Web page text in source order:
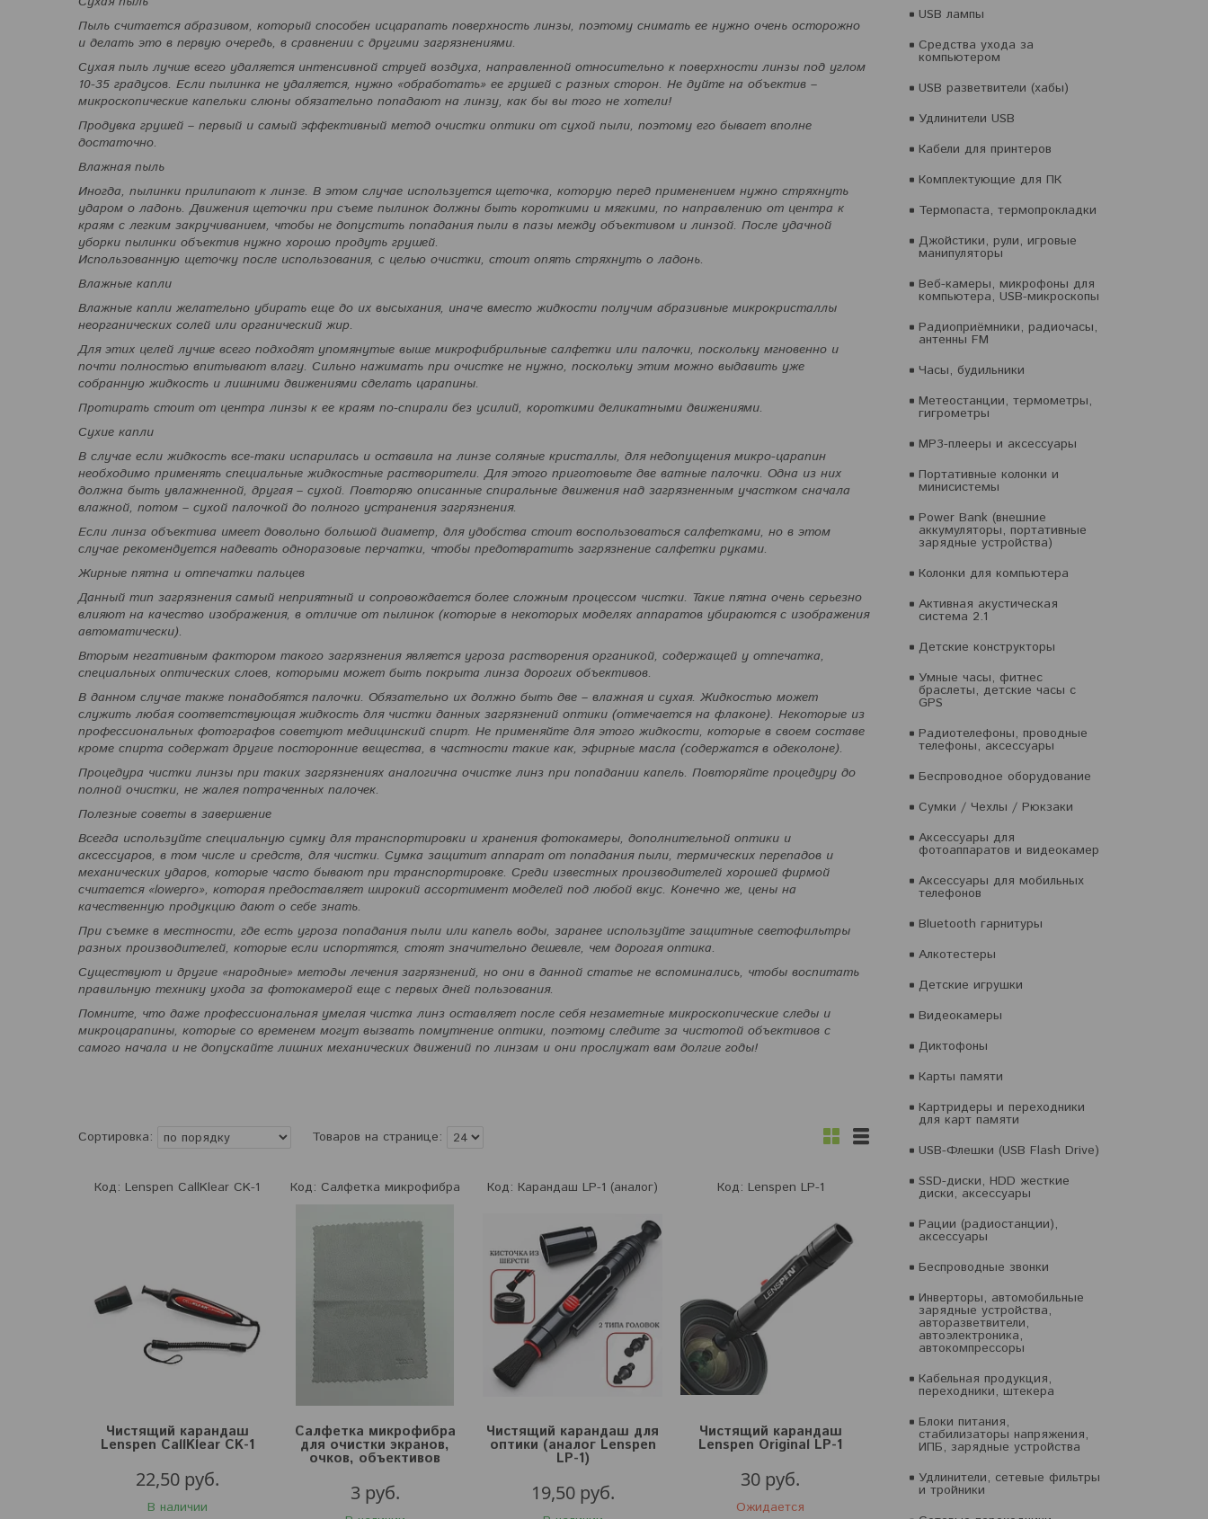
USB лампы
Средства ухода за
компьютером
USB разветвители (хабы)
Удлинители USB
Кабели для принтеров
Комплектующие для ПК
Термопаста, термопрокладки
Джойстики, рули, игровые
манипуляторы
Веб-камеры, микрофоны для
компьютера, USB-микроскопы
Радиоприёмники, радиочасы,
антенны FM
Часы, будильники
Метеостанции, термометры,
гигрометры
MP3-плееры и аксессуары
Портативные колонки и
минисистемы
Power Bank (внешние
аккумуляторы, портативные
зарядные устройства)
Колонки для компьютера
Активная акустическая
система 2.1
Детские конструкторы
Умные часы, фитнес
браслеты, детские часы с
GPS
Радиотелефоны, проводные
телефоны, аксессуары
Беспроводное оборудование
Сумки / Чехлы / Рюкзаки
Аксессуары для
фотоаппаратов и видеокамер
Аксессуары для мобильных
телефонов
Bluetooth гарнитуры
Алкотестеры
Детские игрушки
Видеокамеры
Диктофоны
Карты памяти
Картридеры и переходники
для карт памяти
USB-Флешки (USB Flash Drive)
SSD-диски, HDD жесткие
диски, аксессуары
Рации (радиостанции),
аксессуары
Беспроводные звонки
Инверторы, автомобильные
зарядные устройства,
авторазветвители,
автоэлектроника,
автокомпрессоры
Кабельная продукция,
переходники, штекера
Блоки питания,
стабилизаторы напряжения,
ИПБ, зарядные устройства
Удлинители, сетевые фильтры
и тройники
Пыль считается абразивом, который способен исцарапать поверхность линзы, поэтому снимать ее нужно очень осторожно
и делать это в первую очередь, в сравнении с другими загрязнениями.
Сухая пыль лучше всего удаляется интенсивной струей воздуха, направленной относительно к поверхности линзы под углом
10-35 градусов. Если пылинка не удаляется, нужно «обработать» ее грушей с разных сторон. Не дуйте на объектив –
микроскопические капельки слюны обязательно попадают на линзу, как бы вы того не хотели!
Продувка грушей – первый и самый эффективный метод очистки оптики от сухой пыли, поэтому его бывает вполне
достаточно.
Влажная пыль
Иногда, пылинки прилипают к линзе. В этом случае используется щеточка, которую перед применением нужно стряхнуть
ударом о ладонь. Движения щеточки при съеме пылинок должны быть короткими и мягкими, по направлению от центра к
краям с легким закручиванием, чтобы не допустить попадания пыли в пазы между объективом и линзой. После удачной
уборки пылинки объектив нужно хорошо продуть грушей.
Использованную щеточку после использования, с целью очистки, стоит опять стряхнуть о ладонь.
Влажные капли
Влажные капли желательно убирать еще до их высыхания, иначе вместо жидкости получим абразивные микрокристаллы
неорганических солей или органический жир.
Для этих целей лучше всего подходят упомянутые выше микрофибрильные салфетки или палочки, поскольку мгновенно и
почти полностью впитывают влагу. Сильно нажимать при очистке не нужно, поскольку этим можно выдавить уже
собранную жидкость и лишними движениями сделать царапины.
Протирать стоит от центра линзы к ее краям по-спирали без усилий, короткими деликатными движениями.
Сухие капли
В случае если жидкость все-таки испарилась и оставила на линзе соляные кристаллы, для недопущения микро-царапин
необходимо применять специальные жидкостные растворители. Для этого приготовьте две ватные палочки. Одна из них
должна быть увлажненной, другая – сухой. Повторяю описанные спиральные движения над загрязненным участком сначала
влажной, потом – сухой палочкой до полного устранения загрязнения.
Если линза объектива имеет довольно большой диаметр, для удобства стоит воспользоваться салфетками, но в этом
случае рекомендуется надевать одноразовые перчатки, чтобы предотвратить загрязнение салфетки руками.
Жирные пятна и отпечатки пальцев
Данный тип загрязнения самый неприятный и сопровождается более сложным процессом чистки. Такие пятна очень серьезно
влияют на качество изображения, в отличие от пылинок (которые в некоторых моделях аппаратов убираются с изображения
автоматически).
Вторым негативным фактором такого загрязнения является угроза растворения органикой, содержащей у отпечатка,
специальных оптических слоев, которыми может быть покрыта линза дорогих объективов.
В данном случае также понадобятся палочки. Обязательно их должно быть две – влажная и сухая. Жидкостью может
служить любая соответствующая жидкость для чистки данных загрязнений оптики (отмечается на флаконе). Некоторые из
профессиональных фотографов советуют медицинский спирт. Не применяйте для этого жидкости, которые в своем составе
кроме спирта содержат другие посторонние вещества, в частности такие как, эфирные масла (содержатся в одеколоне).
Процедура чистки линзы при таких загрязнениях аналогична очистке линз при попадании капель. Повторяйте процедуру до
полной очистки, не жалея потраченных палочек.
Полезные советы в завершение
Всегда используйте специальную сумку для транспортировки и хранения фотокамеры, дополнительной оптики и
аксессуаров, в том числе и средств, для чистки. Сумка защитит аппарат от попадания пыли, термических перепадов и
механических ударов, которые часто бывают при транспортировке. Среди известных производителей хорошей фирмой
считается «lowepro», которая предоставляет широкий ассортимент моделей под любой вкус. Конечно же, цены на
качественную продукцию дают о себе знать.
При съемке в местности, где есть угроза попадания пыли или капель воды, заранее используйте защитные светофильтры
разных производителей, которые если испортятся, стоят значительно дешевле, чем дорогая оптика.
Существуют и другие «народные» методы лечения загрязнений, но они в данной статье не вспоминались, чтобы воспитать
правильную технику ухода за фотокамерой еще с первых дней пользования.
Помните, что даже профессиональная умелая чистка линз оставляет после себя незаметные микроскопические следы и
микроцарапины, которые со временем могут вызвать помутнение оптики, поэтому следите за чистотой объективов с
самого начала и не допускайте лишних механических движений по линзам и они прослужат вам долгие годы!
Lenspen CallKlear CK-1
Чистящий карандаш
Lenspen CallKlear CK-1
22,50 руб.
В наличии
Салфетка микрофибра
Салфетка микрофибра
для очистки экранов,
очков, объективов
3 руб.
Карандаш LP-1 (аналог)
Чистящий карандаш для
оптики (аналог Lenspen
LP-1)
19,50 руб.
Lenspen LP-1
Чистящий карандаш
Lenspen Original LP-1
30 руб.
Ожидается